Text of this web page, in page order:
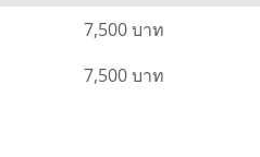
7,500 บาท
7,500 บาท